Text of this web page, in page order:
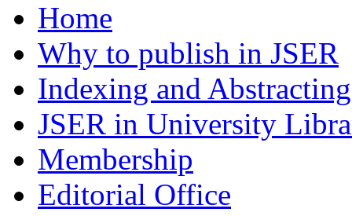
Home
Why to publish in JSER
Indexing and Abstracting
JSER in University
Membership
Editorial Office